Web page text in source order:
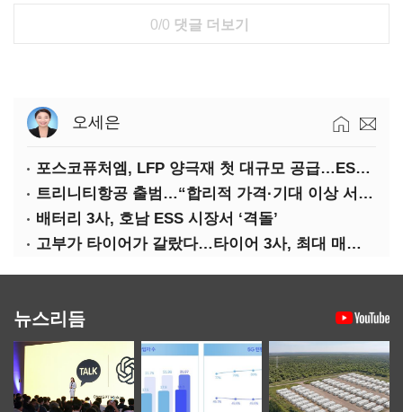
0/0 댓글 더보기
오세은
포스코퓨처엠, LFP 양극재 첫 대규모 공급…ESS 시장 공략
트리니티항공 출범…“합리적 가격·기대 이상 서비스로 승부”
배터리 3사, 호남 ESS 시장서 ‘격돌’
고부가 타이어가 갈랐다…타이어 3사, 최대 매출에도 영업익 희비
뉴스리듬